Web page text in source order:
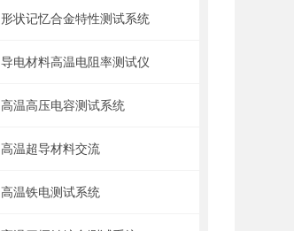
形状记忆合金特性测试系统
导电材料高温电阻率测试仪
高温高压电容测试系统
高温超导材料交流
高温铁电测试系统